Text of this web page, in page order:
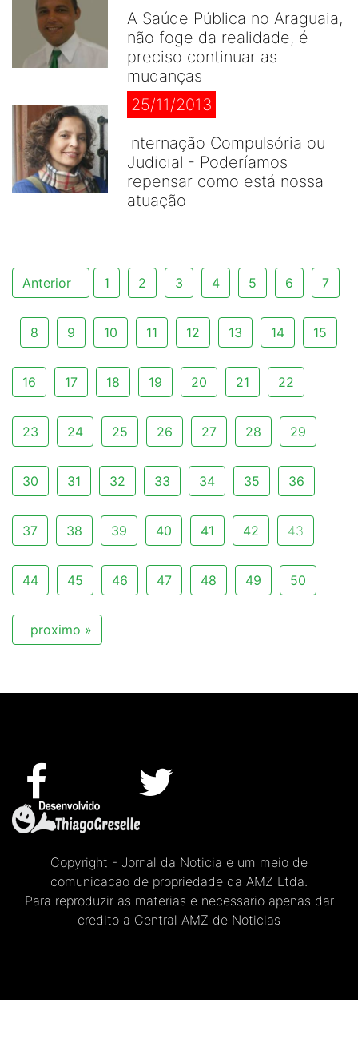
A Saúde Pública no Araguaia,
não foge da realidade, é
preciso continuar as
mudanças
25/11/2013
Internação Compulsória ou
Judicial - Poderíamos
repensar como está nossa
atuação
Anterior 1 2 3 4 5 6 7
8 9 10 11 12 13 14 15
16 17 18 19 20 21 22
23 24 25 26 27 28 29
30 31 32 33 34 35 36
37 38 39 40 41 42 43
44 45 46 47 48 49 50
proximo »
Copyright - Jornal da Noticia e um meio de
comunicacao de propriedade da AMZ Ltda.
Para reproduzir as materias e necessario apenas dar
credito a Central AMZ de Noticias